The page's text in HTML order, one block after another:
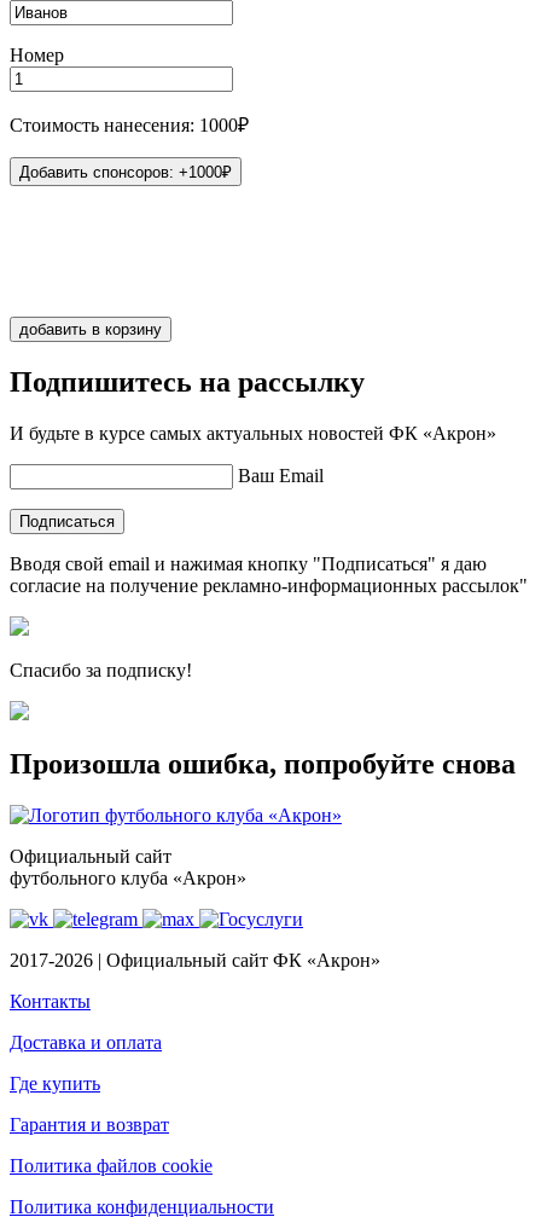
Номер
Стоимость нанесения: 1000₽
Добавить спонсоров: +1000₽
добавить в корзину
Подпишитесь на рассылку
И будьте в курсе самых актуальных новостей ФК «Акрон»
Ваш Email
Подписаться
Вводя свой email и нажимая кнопку "Подписаться" я даю
согласие на получение рекламно-информационных рассылок"
Спасибо за подписку!
Произошла ошибка, попробуйте снова
Официальный сайт
футбольного клуба «Акрон»
2017-2026 | Официальный сайт ФК «Акрон»
Контакты
Доставка и оплата
Где купить
Гарантия и возврат
Политика файлов cookie
Политика конфиденциальности